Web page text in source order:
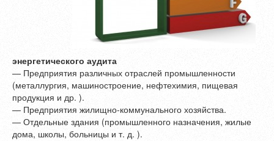
энергетического аудита
— Предприятия различных отраслей промышленности
(металлургия, машиностроение, нефтехимия, пищевая
продукция и др. ).
— Предприятия жилищно-коммунального хозяйства.
— Отдельные здания (промышленного назначения, жилые
дома, школы, больницы и т. д. ).